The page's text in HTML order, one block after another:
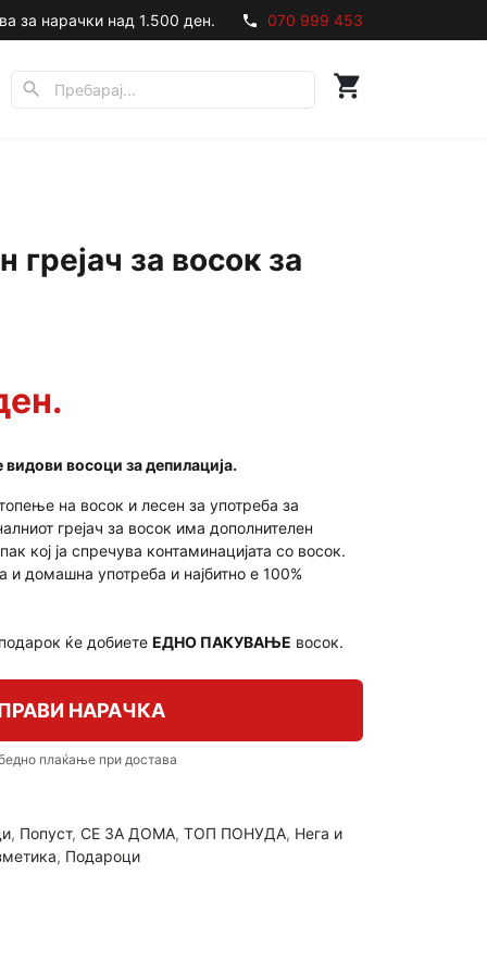
за нарачки над 1.500 ден. phone 070 999 453
search shopping_cart
за восок за
видови восоци за депилација.
на восок и лесен за употреба за
грејач за восок има дополнителен
кој ја спречува контаминацијата со восок.
и домашна употреба и најбитно е 100%
ќе добиете ЕДНО ПАКУВАЊЕ восок.
НАРАЧКА
плаќање при достава
, Попуст, СЕ ЗА ДОМА, ТОП ПОНУДА, Нега и
, Подароци